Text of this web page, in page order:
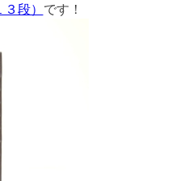
段） です！